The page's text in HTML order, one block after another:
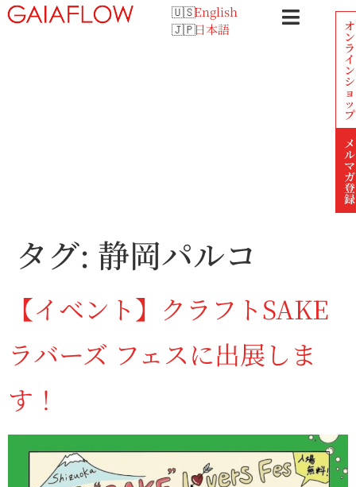
English
日本語
オ
ン
ラ
イ
ン
シ
ョ
ッ
プ
メ
ル
マ
ガ
登
録
タグ: 静岡パルコ
【イベント】クラフトSAKE
ラバーズ フェスに出展しま
す！